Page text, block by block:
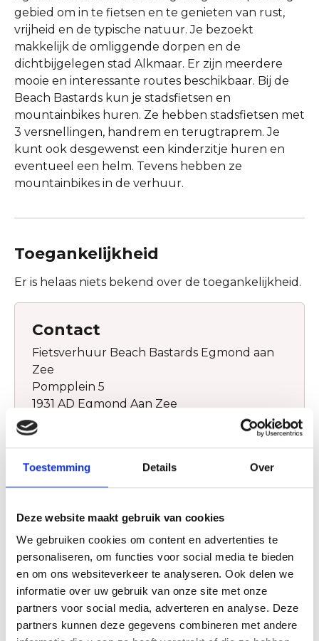
Toestemming Details Over
Deze website maakt gebruik van cookies
We gebruiken cookies om content en advertenties te
personaliseren, om functies voor social media te bieden
en om ons websiteverkeer te analyseren. Ook delen we
informatie over uw gebruik van onze site met onze
partners voor social media, adverteren en analyse. Deze
partners kunnen deze gegevens combineren met andere
gebied om in te fietsen en te genieten van rust,
vrijheid en de typische natuur. Je bezoekt
makkelijk de omliggende dorpen en de
dichtbijgelegen stad Alkmaar. Er zijn meerdere
mooie en interessante routes beschikbaar. Bij de
Beach Bastards kun je stadsfietsen en
mountainbikes huren. Ze hebben stadsfietsen met
3 versnellingen, handrem en terugtraprem. Je
kunt ook desgewenst een kinderzitje huren en
eventueel een helm. Tevens hebben ze
mountainbikes in de verhuur.
Toegankelijkheid
Er is helaas niets bekend over de toegankelijkheid.
Contact
Fietsverhuur Beach Bastards Egmond aan
Zee
Pompplein 5
1931 AD Egmond Aan Zee
shop@beachbastards.nl
0727112804
Plan jouw route
Website
Bezoek website